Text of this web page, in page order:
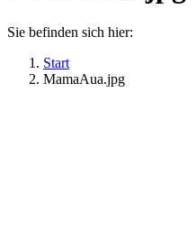
Sie befinden sich hier:
Start
MamaAua.jpg